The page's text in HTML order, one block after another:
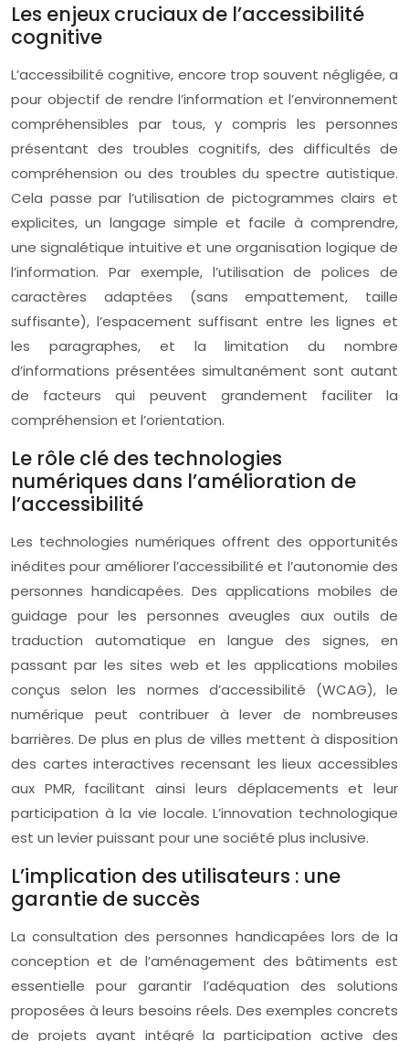
Les enjeux cruciaux de l’accessibilité
cognitive
L’accessibilité cognitive, encore trop souvent négligée, a
pour objectif de rendre l’information et l’environnement
compréhensibles par tous, y compris les personnes
présentant des troubles cognitifs, des difficultés de
compréhension ou des troubles du spectre autistique.
Cela passe par l’utilisation de pictogrammes clairs et
explicites, un langage simple et facile à comprendre,
une signalétique intuitive et une organisation logique de
l’information. Par exemple, l’utilisation de polices de
caractères adaptées (sans empattement, taille
suffisante), l’espacement suffisant entre les lignes et
les paragraphes, et la limitation du nombre
d’informations présentées simultanément sont autant
de facteurs qui peuvent grandement faciliter la
compréhension et l’orientation.
Le rôle clé des technologies
numériques dans l’amélioration de
l’accessibilité
Les technologies numériques offrent des opportunités
inédites pour améliorer l’accessibilité et l’autonomie des
personnes handicapées. Des applications mobiles de
guidage pour les personnes aveugles aux outils de
traduction automatique en langue des signes, en
passant par les sites web et les applications mobiles
conçus selon les normes d’accessibilité (WCAG), le
numérique peut contribuer à lever de nombreuses
barrières. De plus en plus de villes mettent à disposition
des cartes interactives recensant les lieux accessibles
aux PMR, facilitant ainsi leurs déplacements et leur
participation à la vie locale. L’innovation technologique
est un levier puissant pour une société plus inclusive.
L’implication des utilisateurs : une
garantie de succès
La consultation des personnes handicapées lors de la
conception et de l’aménagement des bâtiments est
essentielle pour garantir l’adéquation des solutions
proposées à leurs besoins réels. Des exemples concrets
de projets ayant intégré la participation active des